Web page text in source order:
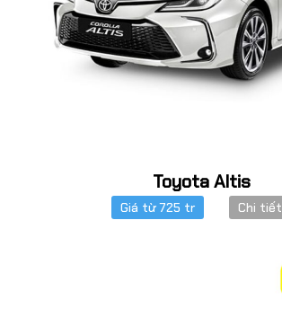
Toyota Altis
Giá từ 725 tr Chi tiết